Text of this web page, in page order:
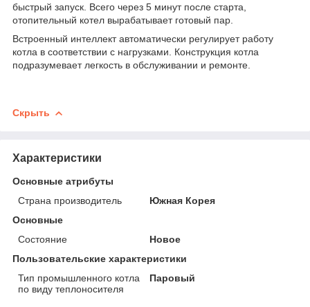
быстрый запуск. Всего через 5 минут после старта,
отопительный котел вырабатывает готовый пар.
Встроенный интеллект автоматически регулирует работу
котла в соответствии с нагрузками. Конструкция котла
подразумевает легкость в обслуживании и ремонте.
Скрыть
Характеристики
Основные атрибуты
Страна производитель
Южная Корея
Основные
Состояние
Новое
Пользовательские характеристики
Тип промышленного котла
по виду теплоносителя
Паровый